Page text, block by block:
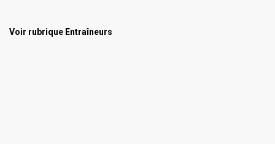
Voir rubrique Entraîneurs